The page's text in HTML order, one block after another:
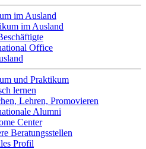
im Ausland
im Ausland
Office
und Praktikum
lernen
Lehren, Promovieren
Alumni
Center
Beratungsstellen
Profil